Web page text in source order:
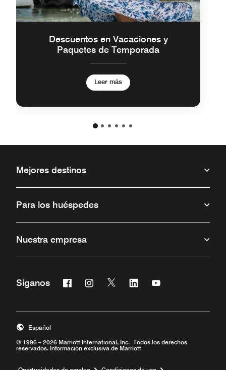
Descuentos en Vacaciones y
Paquetes de Temporada
Leer más
Mejores destinos
Para los huéspedes
Nuestra empresa
Síganos Facebook
Abre una ventana nueva
Instagram
Abre una ventana nueva
Twitter
Abre una ventana nueva
Linkedin
Abre una ventana nueva
Abre una ventana
© 1996 – 2026 Marriott International, Inc. Todos los derechos
reservados. Información exclusiva de Marriott
Español